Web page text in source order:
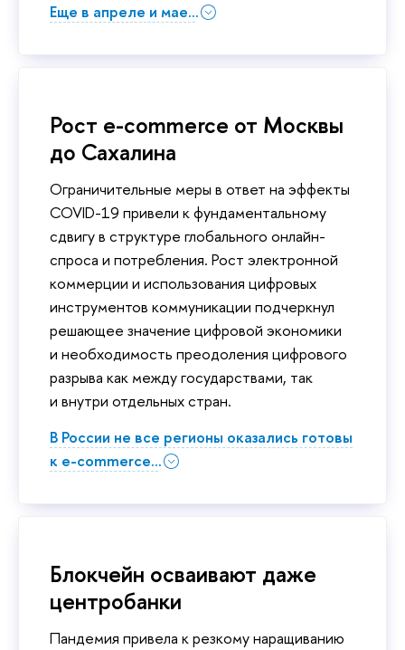
Еще в апреле и мае...
Рост e-commerce от Москвы
до Сахалина
Ограничительные меры в ответ на эффекты
COVID-19 привели к фундаментальному
сдвигу в структуре глобального онлайн-
спроса и потребления. Рост электронной
коммерции и использования цифровых
инструментов коммуникации подчеркнул
решающее значение цифровой экономики
и необходимость преодоления цифрового
разрыва как между государствами, так
и внутри отдельных стран.
В России не все регионы оказались готовы
к e-commerce...
Блокчейн осваивают даже
центробанки
Пандемия привела к резкому наращиванию